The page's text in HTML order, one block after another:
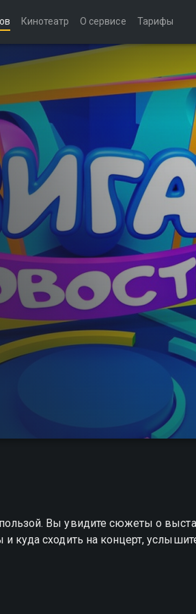
Кинотеатр О сервисе Тарифы
Вы увидите сюжеты о
и куда сходить на концерт,